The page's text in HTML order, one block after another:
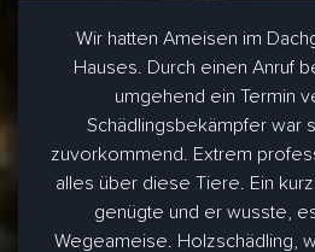
Wir hatten Ameisen im
Hauses. Durch einen Anruf
umgehend ein Termin
Schädlingsbekämpfer war
zuvorkommend. Extrem
alles über diese Tiere. Ein
genügte und er wusste,
Wegeameise. Holzschädling,